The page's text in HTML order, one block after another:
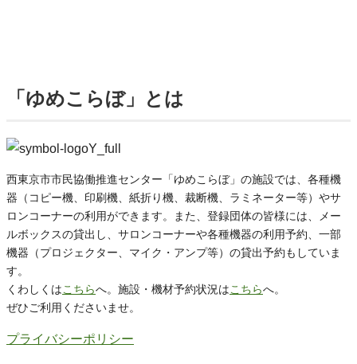
「ゆめこらぼ」とは
西東京市市民協働推進センター「ゆめこらぼ」の施設では、各種機
器（コピー機、印刷機、紙折り機、裁断機、ラミネーター等）やサ
ロンコーナーの利用ができます。また、登録団体の皆様には、メー
ルボックスの貸出し、サロンコーナーや各種機器の利用予約、一部
機器（プロジェクター、マイク・アンプ等）の貸出予約もしていま
す。
くわしくはこちらへ。施設・機材予約状況はこちらへ。
ぜひご利用くださいませ。
プライバシーポリシー